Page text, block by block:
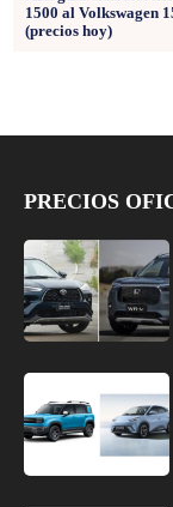
1500 al Volkswagen
(precios hoy)
PRECIOS